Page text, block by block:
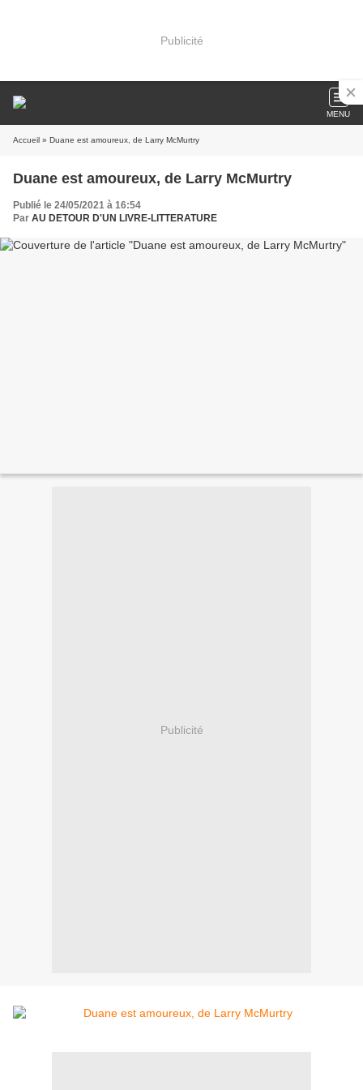
Publicité
MENU
Accueil » Duane est amoureux, de Larry McMurtry
Duane est amoureux, de Larry McMurtry
Publié le 24/05/2021 à 16:54
Par AU DETOUR D'UN LIVRE-LITTERATURE
Publicité